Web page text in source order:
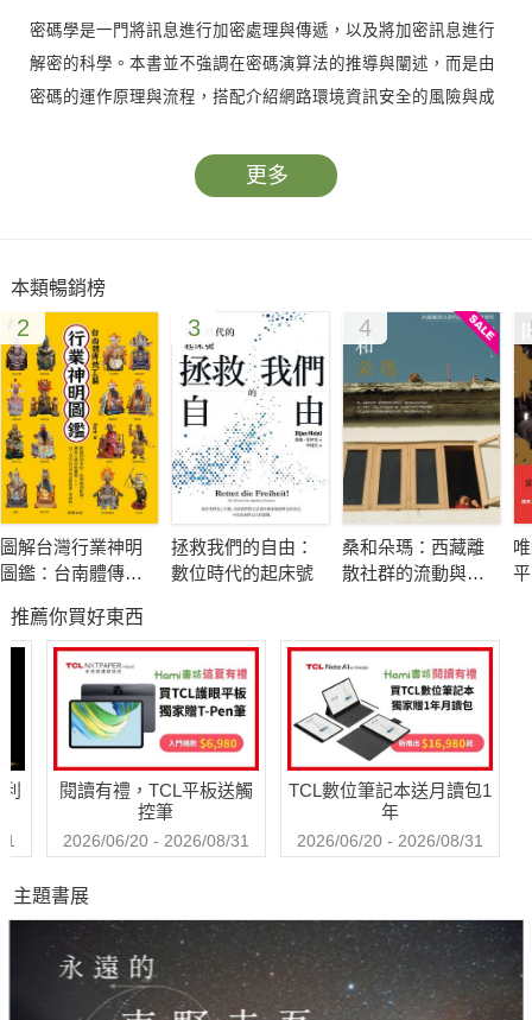
密碼學是一門將訊息進行加密處理與傳遞，以及將加密訊息進行
解密的科學。本書並不強調在密碼演算法的推導與闡述，而是由
密碼的運作原理與流程，搭配介紹網路環境資訊安全的風險與成
本書分為資訊安全與密碼學概論、網路基本概念、密碼學基礎、
則，將複雜艱澀的密碼學運作流程與環境簡潔明白地呈現。
本書可作為導入密碼運作的系統規劃設計參考，也可作為相關課
程與教育訓練的教材。無論是從事資訊相關行業的人員、身處資
訊應用環境的使用者、學生，或是任何對於資安有疑惑的大眾，
都能透過本書輕鬆學習到符合實務所需的密碼學與資安知識。
更多
本類暢銷榜
2
圖解台灣行業神明
圖鑑：台南體傳統
3
拯救我們的自由：
數位時代的起床號
4
桑和朵瑪：西藏離
散社群的流動與社
推薦你買好東西
閱讀有禮，TCL平板送觸
控筆
2026/06/20 - 2026/08/31
TCL數位筆記本送月讀包1
年
2026/06/20 - 2026/08/31
主題書展